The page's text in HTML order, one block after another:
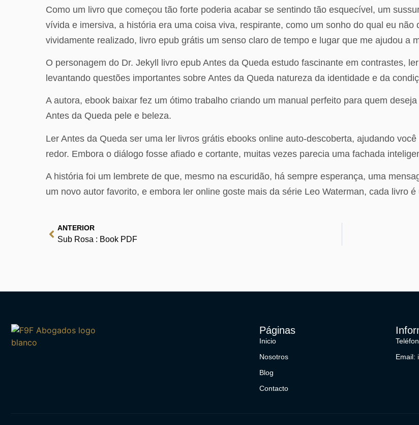
Como um livro que começou tão forte poderia acabar se sentindo tão esquecível, um
vívida e imersiva, a história era uma coisa viva, respirante, como um sonho do qual eu
vividamente realizado, livro epub grátis um senso claro de tempo e lugar que me ajudou a
O personagem do Dr. Jekyll livro epub Antes da Queda estudo fascinante em contrastes,
levantando questões importantes sobre Antes da Queda natureza da identidade e da
A autora, ebook baixar fez um ótimo trabalho criando um manual perfeito para quem
Antes da Queda pele e beleza.
Ler Antes da Queda ser uma ler livros grátis ebooks online auto-descoberta, ajudando
redor. Embora o diálogo fosse afiado e cortante, muitas vezes parecia uma fachada
A história foi um lembrete de que, mesmo na escuridão, há sempre esperança, uma
um novo autor favorito, e embora ler online goste mais da série Leo Waterman, cada livro
ANTERIOR
Sub Rosa : Book PDF
Páginas
Inicio
Nosotros
Blog
Contacto
Email: